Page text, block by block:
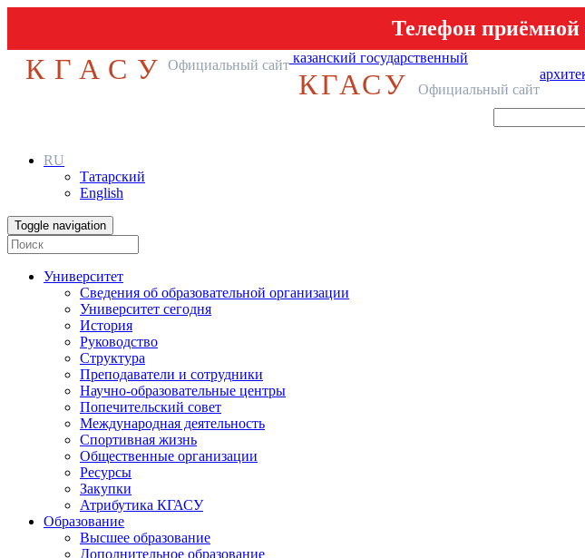
Телефон приёмной
КГАСУ Официальный сайт казанский государственный
КГАСУ Официальный сайт
RU
Татарский
English
Toggle navigation
Университет
Сведения об образовательной организации
Университет сегодня
История
Руководство
Структура
Преподаватели и сотрудники
Научно-образовательные центры
Попечительский совет
Международная деятельность
Спортивная жизнь
Общественные организации
Ресурсы
Закупки
Атрибутика КГАСУ
Образование
Высшее образование
Дополнительное образование